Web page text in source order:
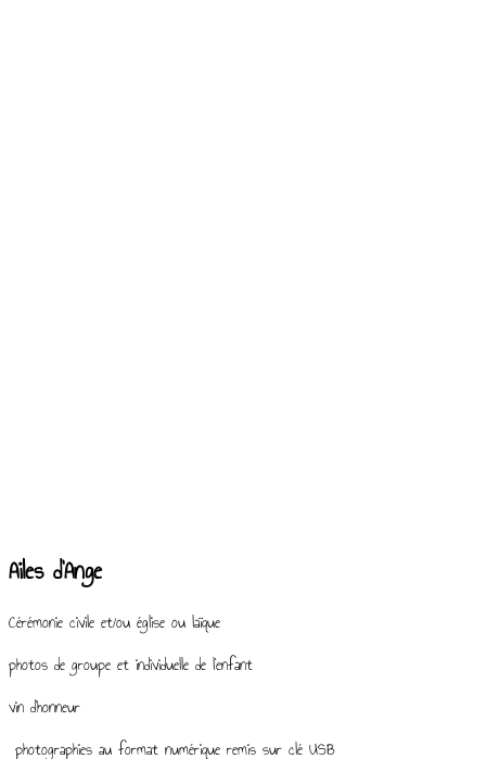
Ailes d’Ange
Cérémonie civile et/ou église ou laïque
photos de groupe et individuelle de l’enfant
vin d’honneur
photographies au format numérique remis sur clé USB